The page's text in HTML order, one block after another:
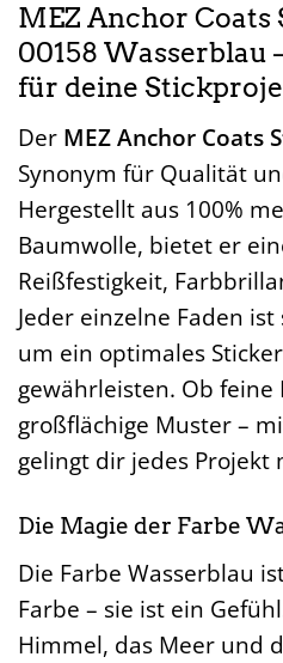
MEZ Anchor
00158 Wasserblau
für deine
Der MEZ Anchor Coats
Synonym für Qualität
Hergestellt aus 100%
Baumwolle, bietet er
Reißfestigkeit,
Jeder einzelne Faden
um ein optimales
gewährleisten. Ob feine
großflächige Muster –
gelingt dir jedes Projekt
Die Magie der Farbe
Die Farbe Wasserblau
Farbe – sie ist ein
Himmel, das Meer und